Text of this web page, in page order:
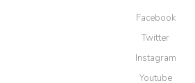
Facebook
Twitter
Instagram
Youtube